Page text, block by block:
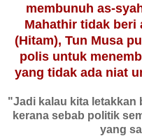
membunuh as-
Mahathir tidak beri
(Hitam), Tun Musa
polis untuk
yang tidak ada niat
"Jadi kalau kita letakkan
kerana sebab politik
yang